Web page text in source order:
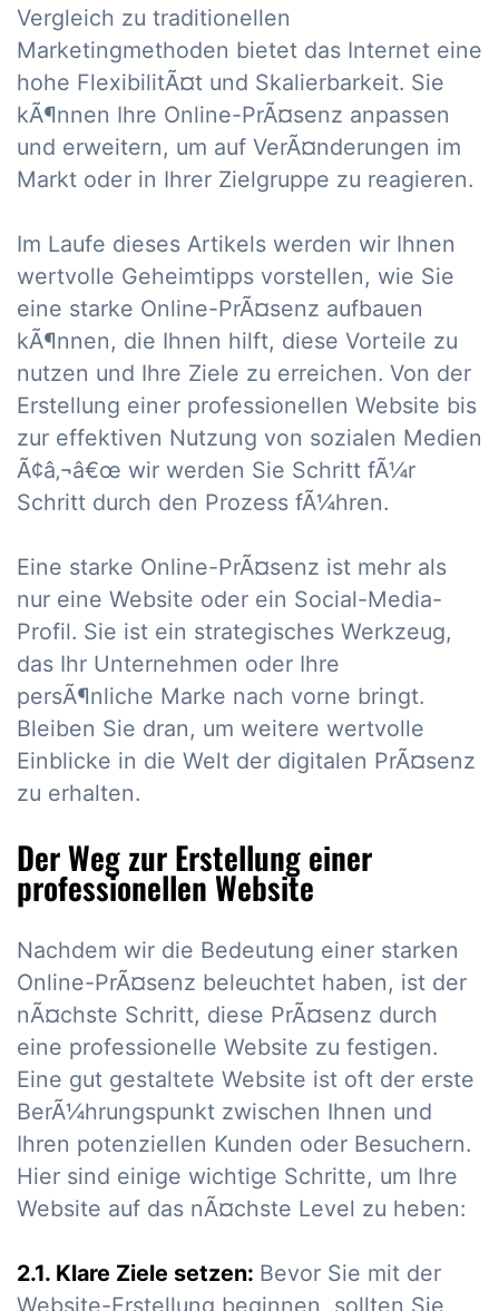
Vergleich zu traditionellen
Marketingmethoden bietet das Internet eine
hohe FlexibilitÃ¤t und Skalierbarkeit. Sie
kÃ¶nnen Ihre Online-PrÃ¤senz anpassen
und erweitern, um auf VerÃ¤nderungen im
Markt oder in Ihrer Zielgruppe zu reagieren.
Im Laufe dieses Artikels werden wir Ihnen
wertvolle Geheimtipps vorstellen, wie Sie
eine starke Online-PrÃ¤senz aufbauen
kÃ¶nnen, die Ihnen hilft, diese Vorteile zu
nutzen und Ihre Ziele zu erreichen. Von der
Erstellung einer professionellen Website bis
zur effektiven Nutzung von sozialen Medien
Ã¢â‚¬â€œ wir werden Sie Schritt fÃ¼r
Schritt durch den Prozess fÃ¼hren.
Eine starke Online-PrÃ¤senz ist mehr als
nur eine Website oder ein Social-Media-
Profil. Sie ist ein strategisches Werkzeug,
das Ihr Unternehmen oder Ihre
persÃ¶nliche Marke nach vorne bringt.
Bleiben Sie dran, um weitere wertvolle
Einblicke in die Welt der digitalen PrÃ¤senz
zu erhalten.
Der Weg zur Erstellung einer
professionellen Website
Nachdem wir die Bedeutung einer starken
Online-PrÃ¤senz beleuchtet haben, ist der
nÃ¤chste Schritt, diese PrÃ¤senz durch
eine professionelle Website zu festigen.
Eine gut gestaltete Website ist oft der erste
BerÃ¼hrungspunkt zwischen Ihnen und
Ihren potenziellen Kunden oder Besuchern.
Hier sind einige wichtige Schritte, um Ihre
Website auf das nÃ¤chste Level zu heben:
2.1. Klare Ziele setzen: Bevor Sie mit der
Website-Erstellung beginnen, sollten Sie